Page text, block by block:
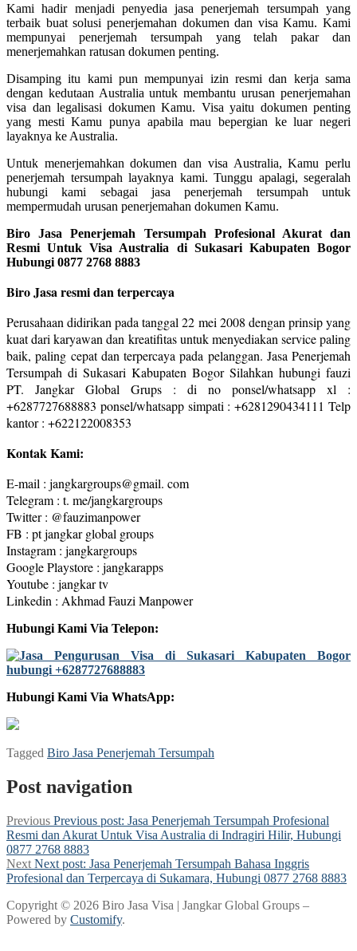
Kami hadir menjadi penyedia jasa penerjemah tersumpah yang
terbaik buat solusi penerjemahan dokumen dan visa Kamu. Kami
mempunyai penerjemah tersumpah yang telah pakar dan
menerjemahkan ratusan dokumen penting.
Disamping itu kami pun mempunyai izin resmi dan kerja sama
dengan kedutaan Australia untuk membantu urusan penerjemahan
visa dan legalisasi dokumen Kamu. Visa yaitu dokumen penting
yang mesti Kamu punya apabila mau bepergian ke luar negeri
layaknya ke Australia.
Untuk menerjemahkan dokumen dan visa Australia, Kamu perlu
penerjemah tersumpah layaknya kami. Tunggu apalagi, segeralah
hubungi kami sebagai jasa penerjemah tersumpah untuk
mempermudah urusan penerjemahan dokumen Kamu.
Biro Jasa Penerjemah Tersumpah Profesional Akurat dan
Resmi Untuk Visa Australia di Sukasari Kabupaten Bogor
Hubungi 0877 2768 8883
Biro Jasa resmi dan terpercaya
Perusahaan didirikan pada tanggal 22 mei 2008 dengan prinsip yang
kuat dari karyawan dan kreatifitas untuk menyediakan service paling
baik, paling cepat dan terpercaya pada pelanggan. Jasa Penerjemah
Tersumpah di Sukasari Kabupaten Bogor Silahkan hubungi fauzi
PT. Jangkar Global Grups : di no ponsel/whatsapp xl :
+6287727688883 ponsel/whatsapp simpati : +6281290434111 Telp
kantor : +622122008353
Kontak Kami:
E-mail : jangkargroups@gmail. com
Telegram : t. me/jangkargroups
Twitter : @fauzimanpower
FB : pt jangkar global groups
Instagram : jangkargroups
Google Playstore : jangkarapps
Youtube : jangkar tv
Linkedin : Akhmad Fauzi Manpower
Hubungi Kami Via Telepon:
Hubungi Kami Via WhatsApp:
Tagged Biro Jasa Penerjemah Tersumpah
Post navigation
Previous Previous post: Jasa Penerjemah Tersumpah Profesional
Resmi dan Akurat Untuk Visa Australia di Indragiri Hilir, Hubungi
0877 2768 8883
Next Next post: Jasa Penerjemah Tersumpah Bahasa Inggris
Profesional dan Terpercaya di Sukamara, Hubungi 0877 2768 8883
Copyright © 2026 Biro Jasa Visa | Jangkar Global Groups –
Powered by Customify.